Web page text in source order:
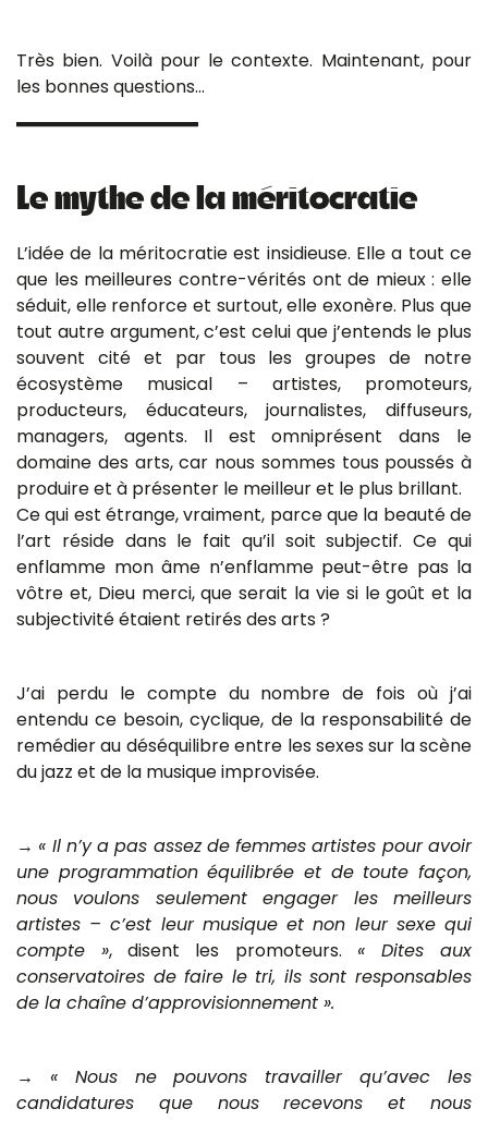
Très bien. Voilà pour le contexte. Maintenant, pour
les bonnes questions…
Le mythe de la méritocratie
L’idée de la méritocratie est insidieuse. Elle a tout ce
que les meilleures contre-vérités ont de mieux : elle
séduit, elle renforce et surtout, elle exonère. Plus que
tout autre argument, c’est celui que j’entends le plus
souvent cité et par tous les groupes de notre
écosystème musical – artistes, promoteurs,
producteurs, éducateurs, journalistes, diffuseurs,
managers, agents. Il est omniprésent dans le
domaine des arts, car nous sommes tous poussés à
produire et à présenter le meilleur et le plus brillant.
Ce qui est étrange, vraiment, parce que la beauté de
l’art réside dans le fait qu’il soit subjectif. Ce qui
enflamme mon âme n’enflamme peut-être pas la
vôtre et, Dieu merci, que serait la vie si le goût et la
subjectivité étaient retirés des arts ?
J’ai perdu le compte du nombre de fois où j’ai
entendu ce besoin, cyclique, de la responsabilité de
remédier au déséquilibre entre les sexes sur la scène
du jazz et de la musique improvisée.
→« Il n’y a pas assez de femmes artistes pour avoir
une programmation équilibrée et de toute façon,
nous voulons seulement engager les meilleurs
artistes – c’est leur musique et non leur sexe qui
compte », disent les promoteurs. « Dites aux
conservatoires de faire le tri, ils sont responsables
de la chaîne d’approvisionnement ».
→
« Nous ne pouvons travailler qu’avec les
candidatures que nous recevons et nous